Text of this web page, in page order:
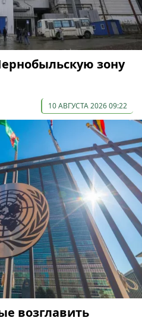
зону
10 АВГУСТА 2026 09:22
возглавить